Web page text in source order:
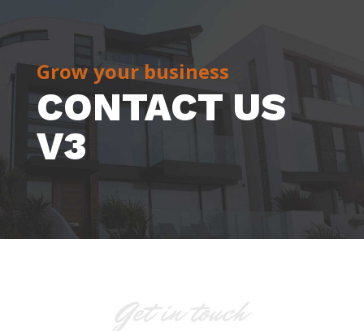
Grow your business
CONTACT US
V3
Get in touch